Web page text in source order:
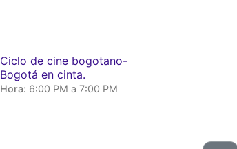
Ciclo de cine bogotano-
Bogotá en cinta.
Hora: 6:00 PM a 7:00 PM